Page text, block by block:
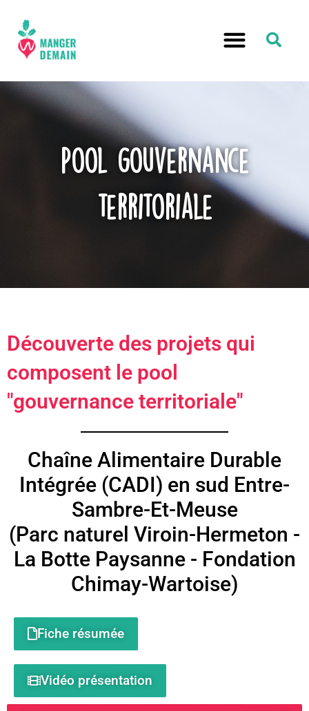
Pool gouvernance
territoriale
Découverte des projets qui
composent le pool
"gouvernance territoriale"
Chaîne Alimentaire Durable
Intégrée (CADI) en sud Entre-
Sambre-Et-Meuse
(Parc naturel Viroin-Hermeton -
La Botte Paysanne - Fondation
Chimay-Wartoise)
Fiche résumée
Vidéo présentation